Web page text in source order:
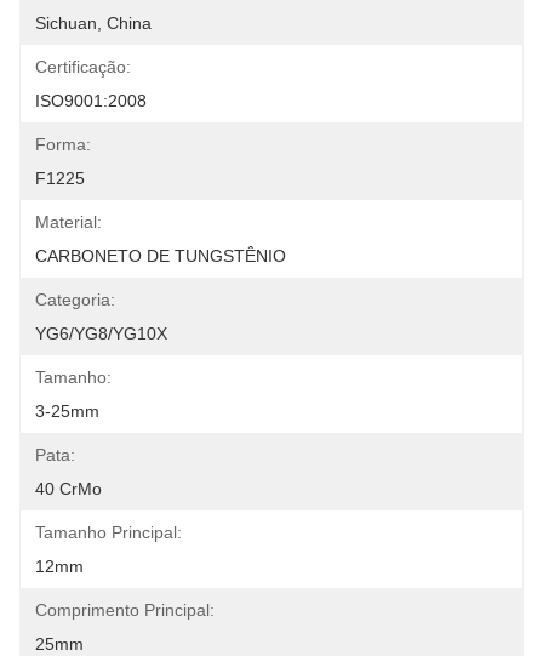
Sichuan, China
Certificação:
ISO9001:2008
Forma:
F1225
Material:
CARBONETO DE TUNGSTÊNIO
Categoria:
YG6/YG8/YG10X
Tamanho:
3-25mm
Pata:
40 CrMo
Tamanho Principal:
12mm
Comprimento Principal:
25mm